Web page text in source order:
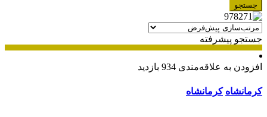
جستجو
جستجو پیشرفته
افزودن به علاقه‌مندی 934 بازدید
کرمانشاه کرمانشاه